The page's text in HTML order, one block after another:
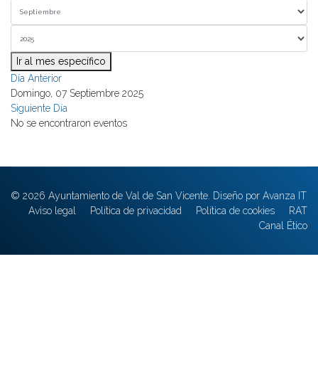
Ir al mes específico
Día Anterior
Domingo, 07 Septiembre 2025
Siguiente Día
No se encontraron eventos
© 2026 Ayuntamiento de Val de San Vicente. Diseño por Avanza IT
Aviso legal
Política de privacidad Política de cookies
RAT
Canal Ético